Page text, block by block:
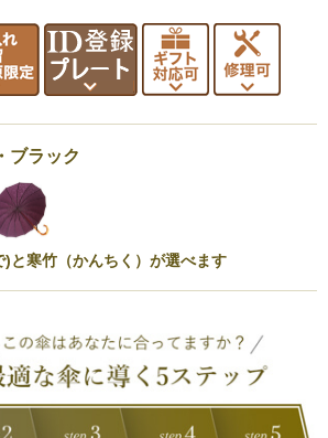
ブラック
と寒竹（かんちく）が選べます